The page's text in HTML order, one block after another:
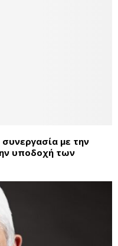
με την
υποδοχή των